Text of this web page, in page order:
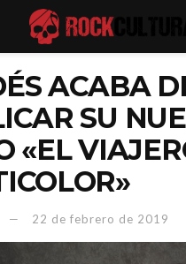
ACABA
SU
«EL
22 de febrero de 2019